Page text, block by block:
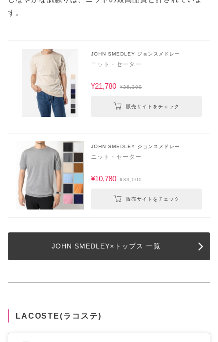
す。
JOHN SMEDLEY ジョンスメドレー
ニット・セーター
¥21,780 ¥36,300
販売サイトをチェック
JOHN SMEDLEY ジョンスメドレー
ニット・セーター
¥10,780 ¥33,000
販売サイトをチェック
JOHN SMEDLEY×トップス 一覧
LACOSTE(ラコステ)